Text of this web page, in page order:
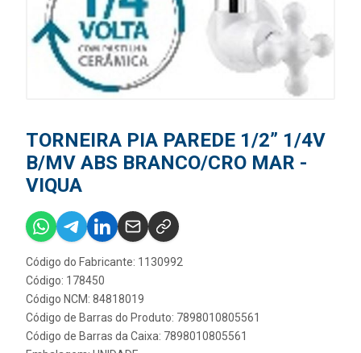
TORNEIRA PIA PAREDE 1/2” 1/4V
B/MV ABS BRANCO/CRO MAR -
VIQUA
Código do Fabricante: 1130992
Código: 178450
Código NCM: 84818019
Código de Barras do Produto: 7898010805561
Código de Barras da Caixa: 7898010805561